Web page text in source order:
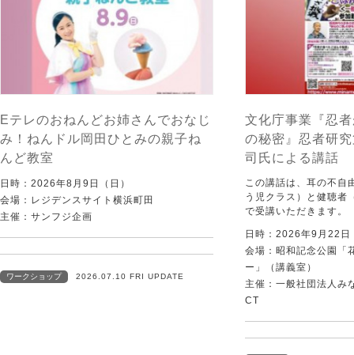
Eテレのおねんどお姉さんでおなじ
み！ねんドル岡田ひとみの親子ね
んど教室
日時：2026年8月9日（日）
会場：レジデンスサイト横浜町田
主催：サンフジ企画
ワークショップ 2026.07.10 FRI UPDATE
文化庁事業『忍
の秘密』忍者研
司氏による講話
この講話は、耳の不自
う児クラス）と健聴者
で受講いただきます。
日時：2026年9月22日
会場：昭和記念公園「
ー」（講義室）
主催：一般社団法人み
CT